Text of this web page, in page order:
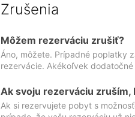
Zrušenia
Môžem rezerváciu zrušiť?
Áno, môžete. Prípadné poplatky
rezervácie. Akékoľvek
Ak svoju rezerváciu zruším,
Ak si rezervujete pobyt s